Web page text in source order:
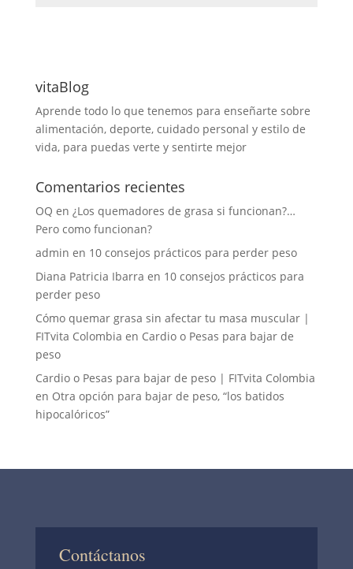
vitaBlog
Aprende todo lo que tenemos para enseñarte sobre
alimentación, deporte, cuidado personal y estilo de
vida, para puedas verte y sentirte mejor
Comentarios recientes
OQ en ¿Los quemadores de grasa si funcionan?…
Pero como funcionan?
admin en 10 consejos prácticos para perder peso
Diana Patricia Ibarra en 10 consejos prácticos para
perder peso
Cómo quemar grasa sin afectar tu masa muscular |
FITvita Colombia en Cardio o Pesas para bajar de
peso
Cardio o Pesas para bajar de peso | FITvita Colombia
en Otra opción para bajar de peso, “los batidos
hipocalóricos”
Contáctanos